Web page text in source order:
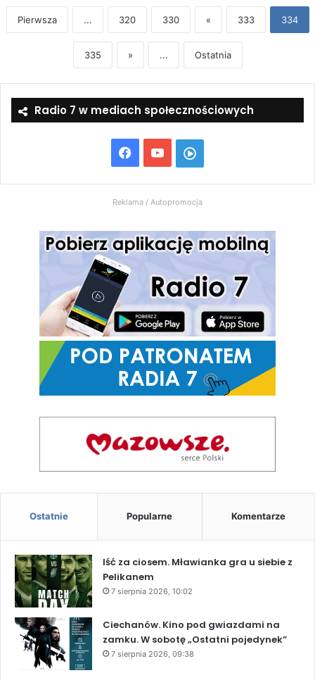
Pierwsza ... 320 330 « 333 334
335 » ... Ostatnia
Radio 7 w mediach społecznościowych
Facebook
YouTubeWłącz
Radio
7
Reklama / Autopromocja
Ostatnie Popularne Komentarze
Iść za ciosem. Mławianka gra u siebie z
Pelikanem
7 sierpnia 2026, 10:02
Ciechanów. Kino pod gwiazdami na
zamku. W sobotę „Ostatni pojedynek”
7 sierpnia 2026, 09:38